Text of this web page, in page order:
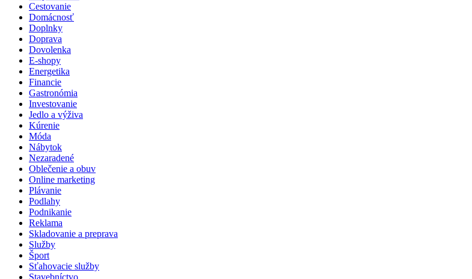
Cestovanie
Domácnosť
Doplnky
Doprava
Dovolenka
E-shopy
Energetika
Financie
Gastronómia
Investovanie
Jedlo a výživa
Kúrenie
Móda
Nábytok
Nezaradené
Oblečenie a obuv
Online marketing
Plávanie
Podlahy
Podnikanie
Reklama
Skladovanie a preprava
Služby
Šport
Sťahovacie služby
Stavebníctvo